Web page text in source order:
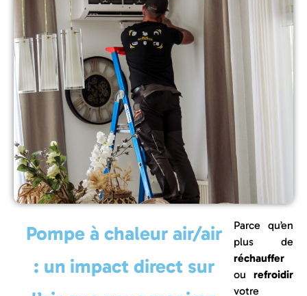
Pompe à chaleur air/air
: un impact direct sur
Parce qu’en
plus de
réchauffer
ou refroidir
votre